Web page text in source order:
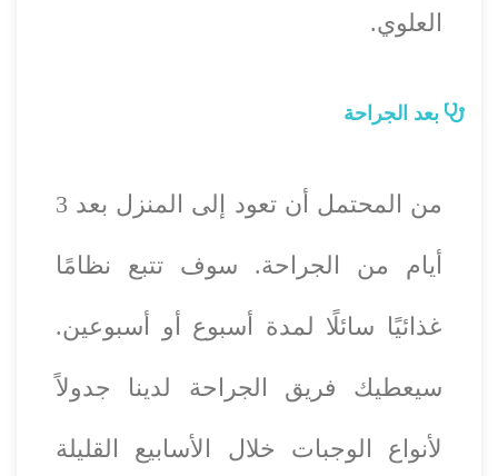
العلوي.
بعد الجراحة
من المحتمل أن تعود إلى المنزل بعد 3
أيام من الجراحة. سوف تتبع نظامًا
غذائيًا سائلًا لمدة أسبوع أو أسبوعين.
سيعطيك فريق الجراحة لدينا جدولاً
لأنواع الوجبات خلال الأسابيع القليلة